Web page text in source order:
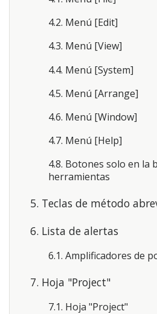
4.2. Menú [Edit]
4.3. Menú [View]
4.4. Menú [System]
4.5. Menú [Arrange]
4.6. Menú [Window]
4.7. Menú [Help]
4.8. Botones solo en la
herramientas
5. Teclas de método
6. Lista de alertas
6.1. Amplificadores de
7. Hoja "Project"
7.1. Hoja "Project"